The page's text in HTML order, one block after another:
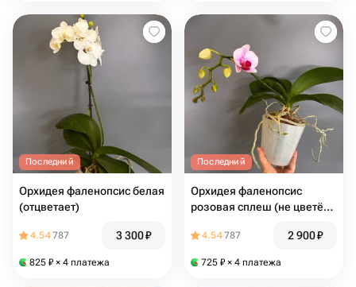
Последний
Орхидея фаленопсис белая
(отцветает)
4.54787 3 300₽
825 ₽ × 4 платежа
Последний
Орхидея фаленопсис
розовая сплеш (не цветёт
4.54787 2 900₽
725 ₽ × 4 платежа